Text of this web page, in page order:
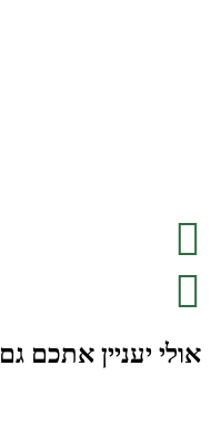
אולי יעניין אתכם גם